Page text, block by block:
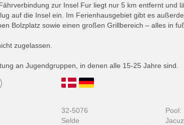
zur Insel Fur liegt nur 5 km entfernt und
auf die Insel ein. Im Ferienhausgebiet gibt es
Bolzplatz sowie einen großen Grillbereich – alles in
zugelassen.
an Jugendgruppen, in denen alle 15-25 Jahre sind.
32-5076
Selde
Pool: